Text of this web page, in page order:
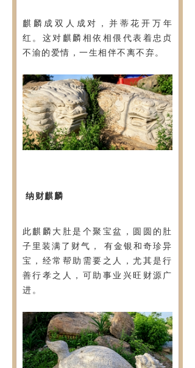
麒麟成双人成对，并蒂花开万年
红。这对麒麟相依相偎代表着忠贞
不渝的爱情，一生相伴不离不弃。
纳财麒麟
此麒麟大肚是个聚宝盆，圆圆的肚
子里装满了财气， 有金银和奇珍异
宝，经常帮助需要之人，尤其是行
善行孝之人，可助事业兴旺财源广
进。